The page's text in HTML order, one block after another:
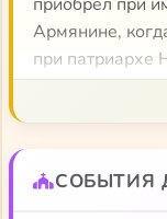
Армянине,
при
им в Рим с
Риме, Мефодий
иконоборце
СОБЫТИЯ